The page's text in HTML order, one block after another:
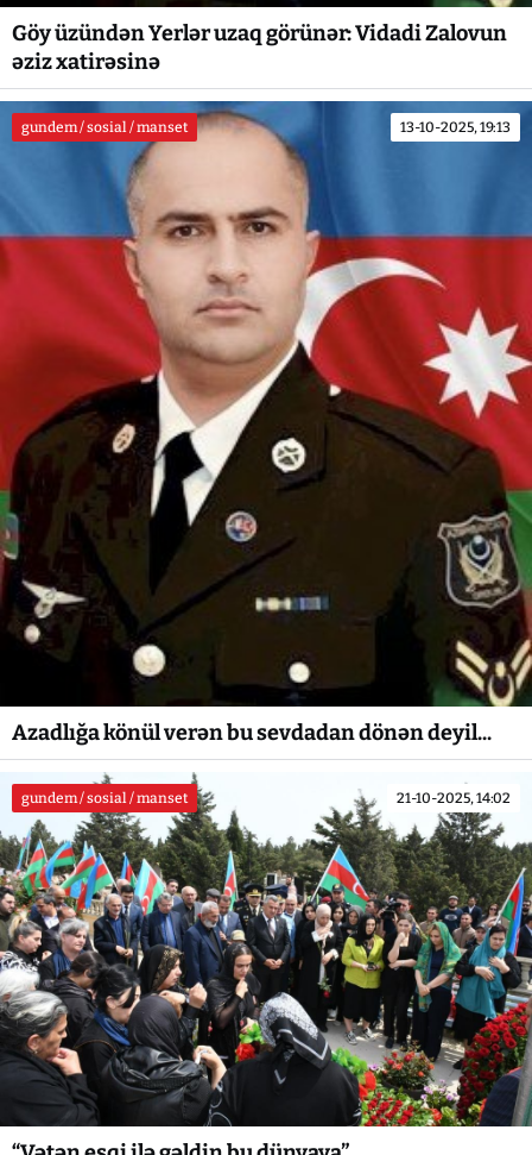
Göy üzündən Yerlər uzaq görünər: Vidadi Zalovun
əziz xatirəsinə
gundem / sosial / manset 13-10-2025, 19:13
Azadlığa könül verən bu sevdadan dönən deyil...
gundem / sosial / manset 21-10-2025, 14:02